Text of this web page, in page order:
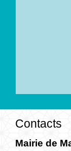
Contacts
Mairie de